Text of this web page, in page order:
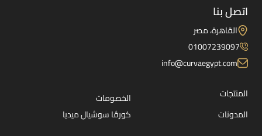
اتصل بنا
القاهرة، مصر
01007239097
info@curvaegypt.com
المنتجات
الخصومات
المدونات
كورڤا سوشيال ميديا